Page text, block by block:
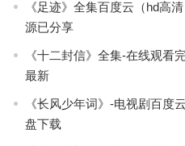
《足迹》全集百度云（hd高
源已分享
《十二封信》全集-在线观看
最新
《长风少年词》-电视剧百度
盘下载